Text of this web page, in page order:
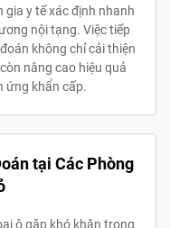
gia y tế xác định nhanh
nội tạng. Việc tiếp
không chỉ cải thiện
nâng cao hiệu quả
ứng khẩn cấp.
tại Các Phòng
ô gặp khó khăn trong